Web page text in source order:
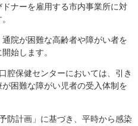
ナーを雇用する市内事業所に対
院が困難な高齢者や障がい者を
始します。
腔保健センターにおいては、引き
困難な障がい児者の受入体制を
防計画」に基づき、平時から感染